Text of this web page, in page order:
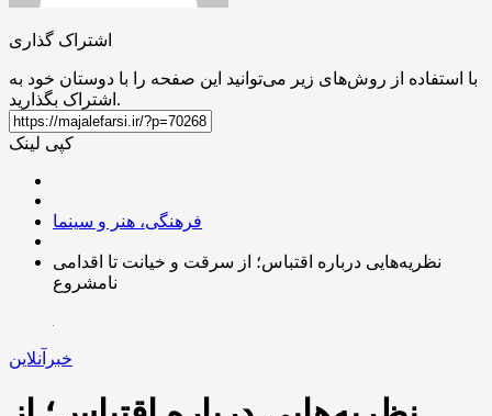
اشتراک گذاری
با استفاده از روش‌های زیر می‌توانید این صفحه را با دوستان خود به
اشتراک بگذارید.
کپی لینک
فرهنگی، هنر و سینما
نظریه‌هایی درباره اقتباس؛ از سرقت و خیانت تا اقدامی
نامشروع
خبرآنلاین